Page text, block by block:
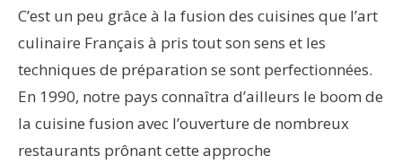
C’est un peu grâce à la fusion des cuisines que l’art
culinaire Français à pris tout son sens et les
techniques de préparation se sont perfectionnées.
En 1990, notre pays connaîtra d’ailleurs le boom de
la cuisine fusion avec l’ouverture de nombreux
restaurants prônant cette approche